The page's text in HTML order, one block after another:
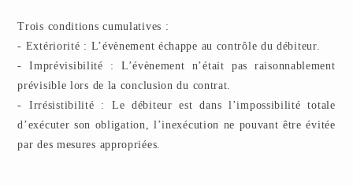
Trois conditions cumulatives :
- Extériorité : L’évènement échappe au contrôle du débiteur.
- Imprévisibilité : L’évènement n’était pas raisonnablement
prévisible lors de la conclusion du contrat.
- Irrésistibilité : Le débiteur est dans l’impossibilité totale
d’exécuter son obligation, l’inexécution ne pouvant être évitée
par des mesures appropriées.